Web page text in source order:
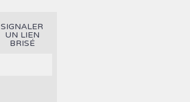
SIGNALER
UN LIEN
BRISÉ